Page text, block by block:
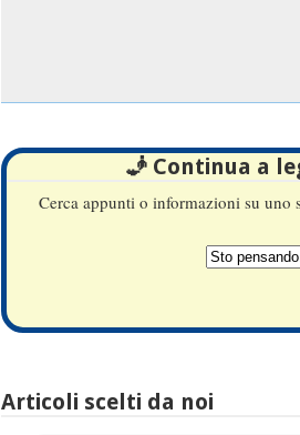
🧞 Continua a
Cerca appunti o informazioni su uno
Articoli scelti da noi